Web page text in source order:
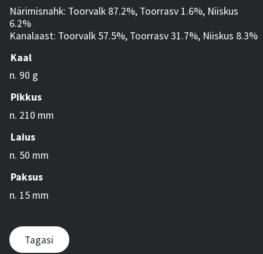
Närimisnahk: Toorvalk 87.2%, Toorrasv 1.6%, Niiskus
6.2%
Kanalaast: Toorvalk 57.5%, Toorrasv 31.7%, Niiskus 8.3%
Kaal
n. 90 g
Pikkus
n. 210 mm
Laius
n. 50 mm
Paksus
n. 15 mm
Tagasi